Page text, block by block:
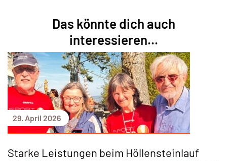
Das könnte dich auch
interessieren...
29. April 2026
Starke Leistungen beim Höllensteinlauf